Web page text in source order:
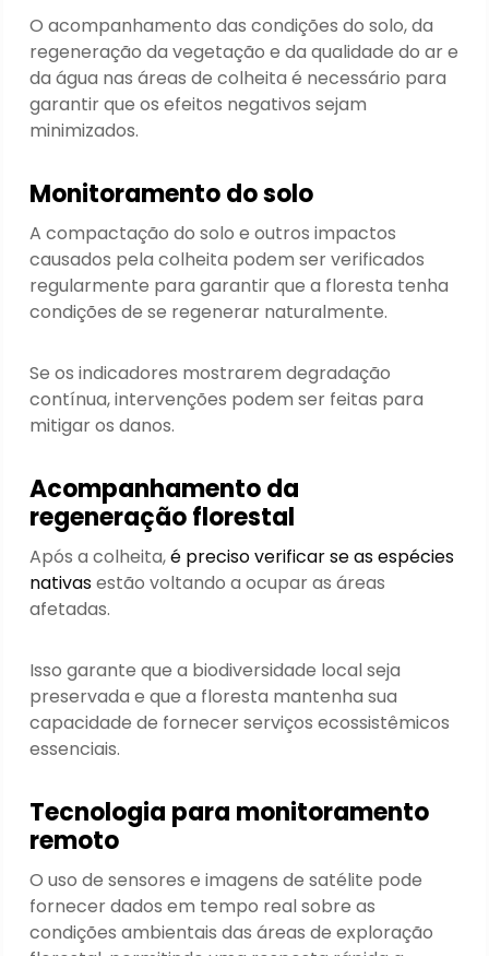
O acompanhamento das condições do solo, da
regeneração da vegetação e da qualidade do ar e
da água nas áreas de colheita é necessário para
garantir que os efeitos negativos sejam
minimizados.
Monitoramento do solo
A compactação do solo e outros impactos
causados pela colheita podem ser verificados
regularmente para garantir que a floresta tenha
condições de se regenerar naturalmente.
Se os indicadores mostrarem degradação
contínua, intervenções podem ser feitas para
mitigar os danos.
Acompanhamento da
regeneração florestal
Após a colheita,é preciso verificar se as espécies
nativasestão voltando a ocupar as áreas
afetadas.
Isso garante que a biodiversidade local seja
preservada e que a floresta mantenha sua
capacidade de fornecer serviços ecossistêmicos
essenciais.
Tecnologia para monitoramento
remoto
O uso de sensores e imagens de satélite pode
fornecer dados em tempo real sobre as
condições ambientais das áreas de exploração